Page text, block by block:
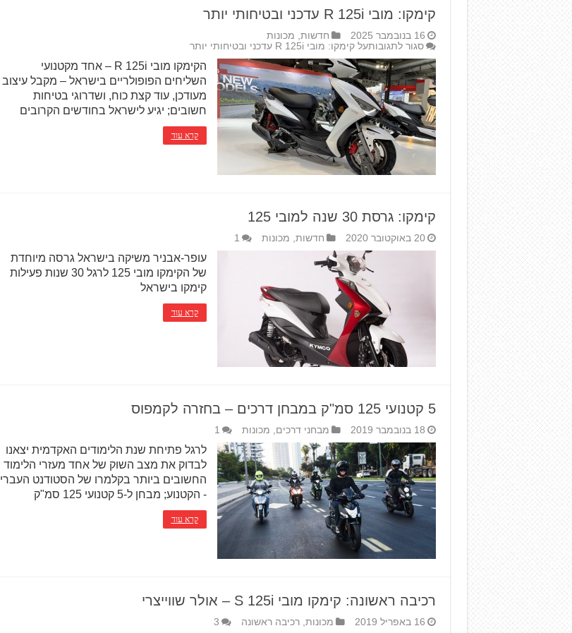
קימקו: מובי R 125i עדכני ובטיחותי יותר
16 בנובמבר 2025 חדשות, מכונות
סגור לתגובותעל קימקו: מובי R 125i עדכני ובטיחותי יותר
הקימקו מובי R 125i – אחד מקטנועי
השליחים הפופולריים בישראל – מקבל עיצוב
מעודכן, עוד קצת כוח, ושדרוגי בטיחות
חשובים; יגיע לישראל בחודשים הקרובים
קרא עוד
קימקו: גרסת 30 שנה למובי 125
20 באוקטובר 2020 חדשות, מכונות 1
עופר-אבניר משיקה בישראל גרסה מיוחדת
של הקימקו מובי 125 לרגל 30 שנות פעילות
קימקו בישראל
קרא עוד
5 קטנועי 125 סמ"ק במבחן דרכים – בחזרה לקמפוס
18 בנובמבר 2019 מבחני דרכים, מכונות 1
לרגל פתיחת שנת הלימודים האקדמית יצאנו
לבדוק את מצב השוק של אחד מעזרי הלימוד
החשובים ביותר בקלמרו של הסטודנט העברי
- הקטנוע; מבחן ל-5 קטנועי 125 סמ"ק
קרא עוד
רכיבה ראשונה: קימקו מובי S 125i – אולר שווייצרי
16 באפריל 2019 מכונות,רכיבה ראשונה 3